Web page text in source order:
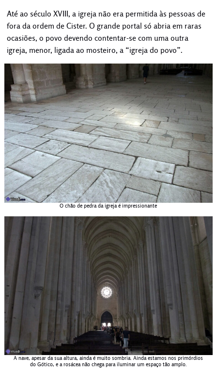
Até ao século XVIII, a igreja não era permitida às pessoas de
fora da ordem de Cister. O grande portal só abria em raras
ocasiões, o povo devendo contentar-se com uma outra
igreja, menor, ligada ao mosteiro, a “igreja do povo”.
O chão de pedra da igreja é impressionante
A nave, apesar da sua altura, ainda é muito sombria. Ainda estamos nos primórdios
do Gótico, e a rosácea não chega para iluminar um espaço tão amplo.